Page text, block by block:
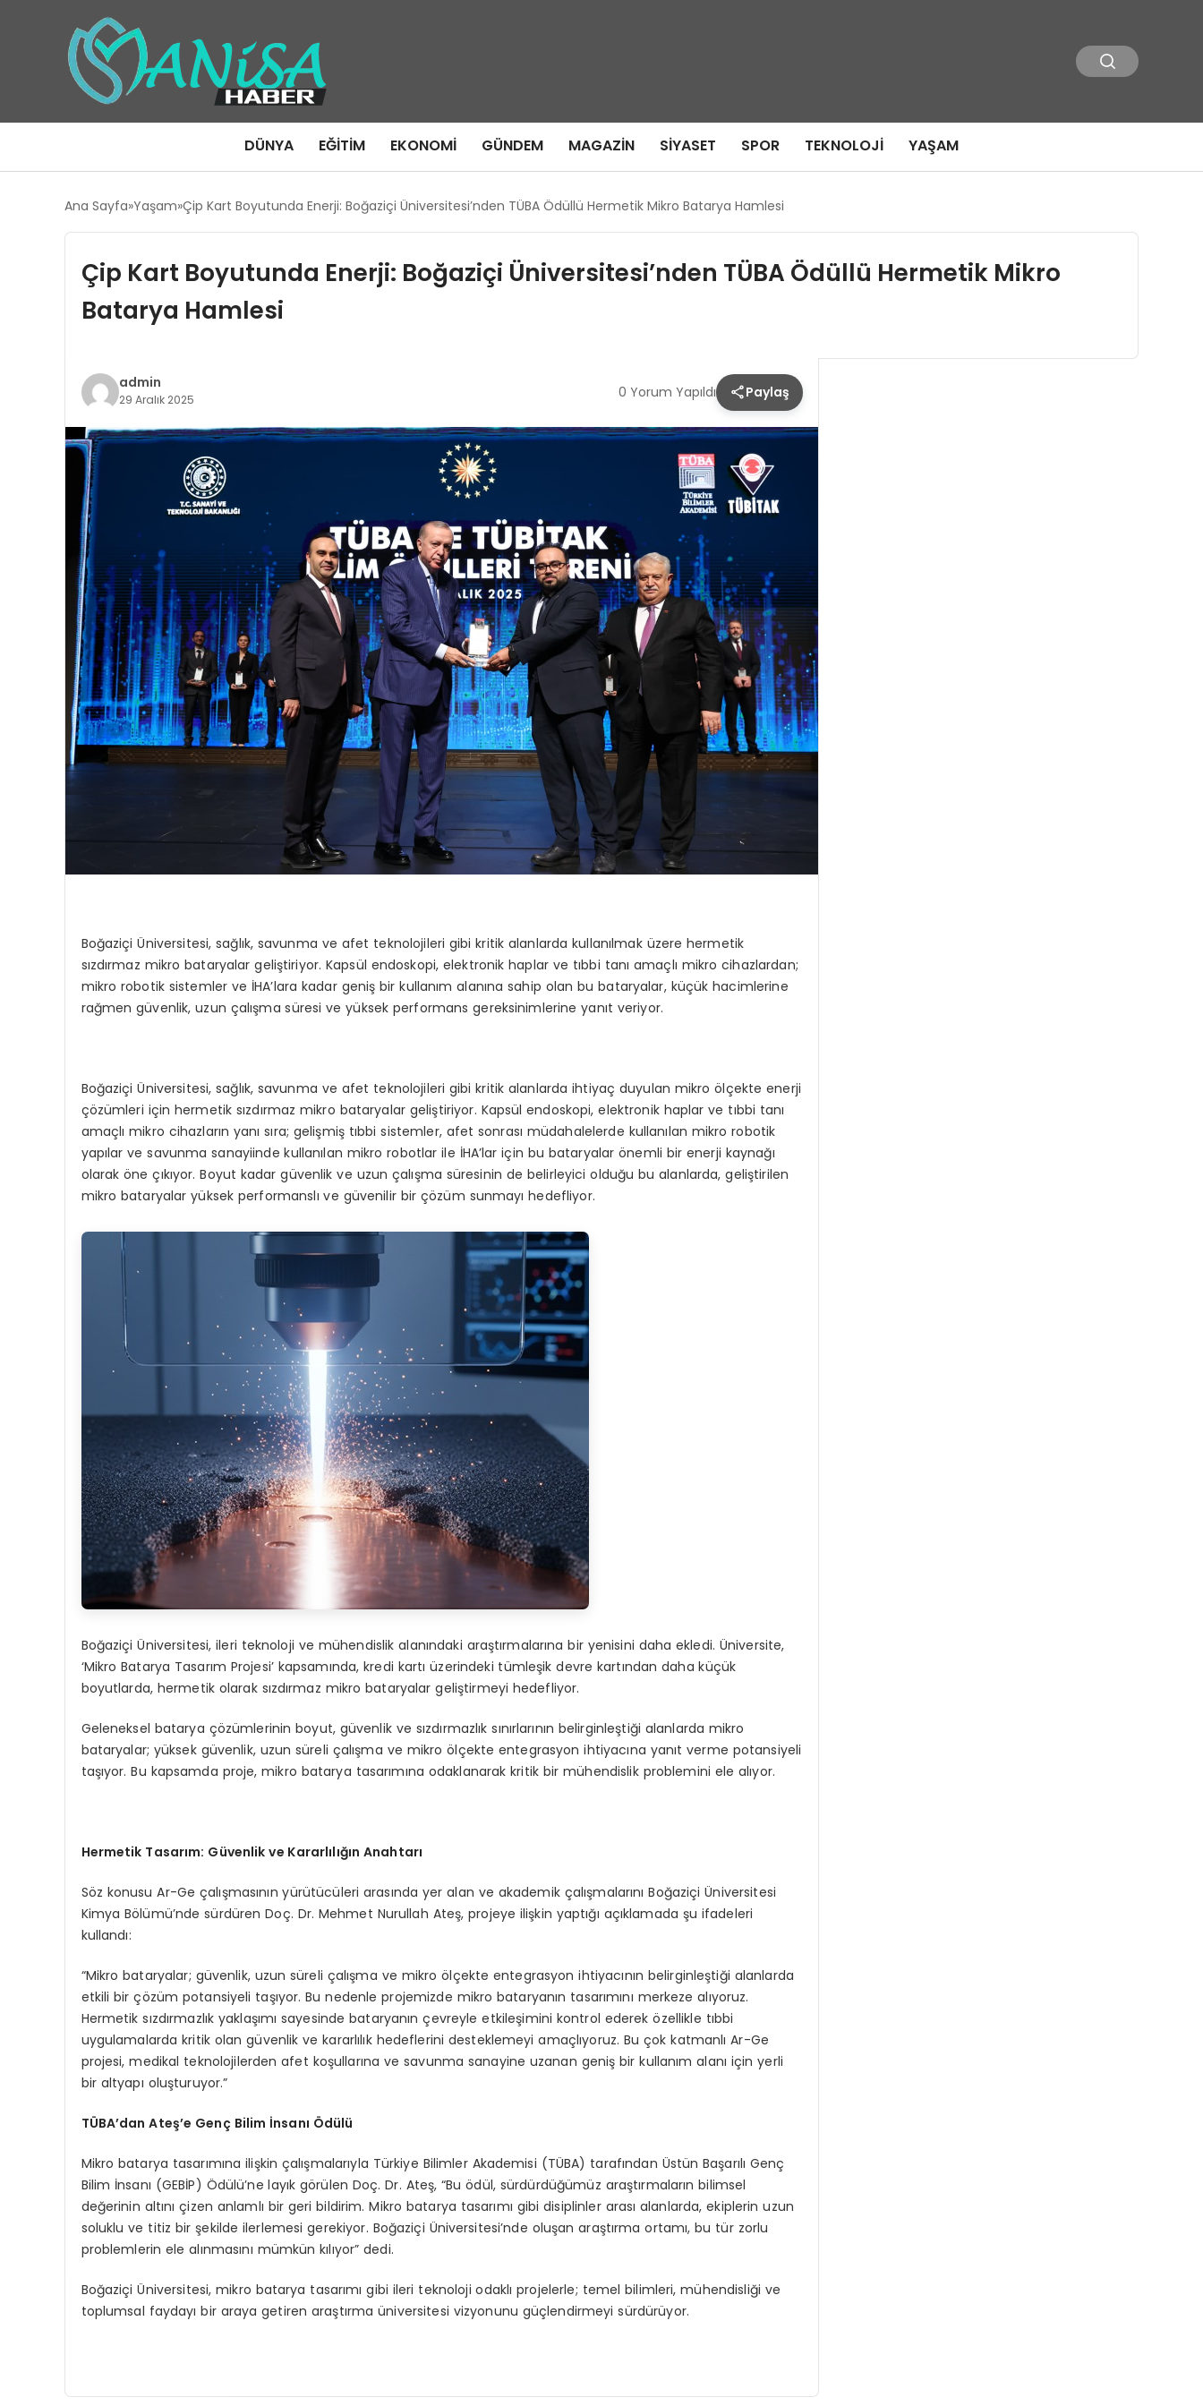
DÜNYA EĞITIM EKONOMI GÜNDEM MAGAZIN SIYASET SPOR TEKNOLOJI YAŞAM
Ana Sayfa Yaşam Çip Kart Boyutunda Enerji: Boğaziçi Üniversitesi’nden TÜBA Ödüllü Hermetik Mikro Batarya Hamlesi
Çip Kart Boyutunda Enerji: Boğaziçi Üniversitesi’nden TÜBA Ödüllü Hermetik Mikro
Batarya Hamlesi
admin
29 Aralık 2025 0 Yorum Yapıldı Paylaş
Boğaziçi Üniversitesi, sağlık, savunma ve afet teknolojileri gibi kritik alanlarda kullanılmak üzere hermetik
sızdırmaz mikro bataryalar geliştiriyor. Kapsül endoskopi, elektronik haplar ve tıbbi tanı amaçlı mikro cihazlardan;
mikro robotik sistemler ve İHA’lara kadar geniş bir kullanım alanına sahip olan bu bataryalar, küçük hacimlerine
rağmen güvenlik, uzun çalışma süresi ve yüksek performans gereksinimlerine yanıt veriyor.
Boğaziçi Üniversitesi, sağlık, savunma ve afet teknolojileri gibi kritik alanlarda ihtiyaç duyulan mikro ölçekte enerji
çözümleri için hermetik sızdırmaz mikro bataryalar geliştiriyor. Kapsül endoskopi, elektronik haplar ve tıbbi tanı
amaçlı mikro cihazların yanı sıra; gelişmiş tıbbi sistemler, afet sonrası müdahalelerde kullanılan mikro robotik
yapılar ve savunma sanayiinde kullanılan mikro robotlar ile İHA’lar için bu bataryalar önemli bir enerji kaynağı
olarak öne çıkıyor. Boyut kadar güvenlik ve uzun çalışma süresinin de belirleyici olduğu bu alanlarda, geliştirilen
mikro bataryalar yüksek performanslı ve güvenilir bir çözüm sunmayı hedefliyor.
Boğaziçi Üniversitesi, ileri teknoloji ve mühendislik alanındaki araştırmalarına bir yenisini daha ekledi. Üniversite,
‘Mikro Batarya Tasarım Projesi’ kapsamında, kredi kartı üzerindeki tümleşik devre kartından daha küçük
boyutlarda, hermetik olarak sızdırmaz mikro bataryalar geliştirmeyi hedefliyor.
Geleneksel batarya çözümlerinin boyut, güvenlik ve sızdırmazlık sınırlarının belirginleştiği alanlarda mikro
bataryalar; yüksek güvenlik, uzun süreli çalışma ve mikro ölçekte entegrasyon ihtiyacına yanıt verme potansiyeli
taşıyor. Bu kapsamda proje, mikro batarya tasarımına odaklanarak kritik bir mühendislik problemini ele alıyor.
Hermetik Tasarım: Güvenlik ve Kararlılığın Anahtarı
Söz konusu Ar-Ge çalışmasının yürütücüleri arasında yer alan ve akademik çalışmalarını Boğaziçi Üniversitesi
Kimya Bölümü’nde sürdüren Doç. Dr. Mehmet Nurullah Ateş, projeye ilişkin yaptığı açıklamada şu ifadeleri
kullandı:
“Mikro bataryalar; güvenlik, uzun süreli çalışma ve mikro ölçekte entegrasyon ihtiyacının belirginleştiği alanlarda
etkili bir çözüm potansiyeli taşıyor. Bu nedenle projemizde mikro bataryanın tasarımını merkeze alıyoruz.
Hermetik sızdırmazlık yaklaşımı sayesinde bataryanın çevreyle etkileşimini kontrol ederek özellikle tıbbi
uygulamalarda kritik olan güvenlik ve kararlılık hedeflerini desteklemeyi amaçlıyoruz. Bu çok katmanlı Ar-Ge
projesi, medikal teknolojilerden afet koşullarına ve savunma sanayine uzanan geniş bir kullanım alanı için yerli
bir altyapı oluşturuyor.”
TÜBA’dan Ateş’e Genç Bilim İnsanı Ödülü
Mikro batarya tasarımına ilişkin çalışmalarıyla Türkiye Bilimler Akademisi (TÜBA) tarafından Üstün Başarılı Genç
Bilim İnsanı (GEBİP) Ödülü’ne layık görülen Doç. Dr. Ateş, “Bu ödül, sürdürdüğümüz araştırmaların bilimsel
değerinin altını çizen anlamlı bir geri bildirim. Mikro batarya tasarımı gibi disiplinler arası alanlarda, ekiplerin uzun
soluklu ve titiz bir şekilde ilerlemesi gerekiyor. Boğaziçi Üniversitesi’nde oluşan araştırma ortamı, bu tür zorlu
problemlerin ele alınmasını mümkün kılıyor” dedi.
Boğaziçi Üniversitesi, mikro batarya tasarımı gibi ileri teknoloji odaklı projelerle; temel bilimleri, mühendisliği ve
toplumsal faydayı bir araya getiren araştırma üniversitesi vizyonunu güçlendirmeyi sürdürüyor.